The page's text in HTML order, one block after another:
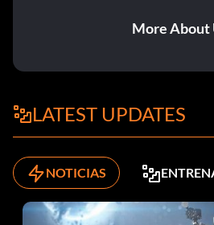
More About
LATEST UPDATES
NOTICIAS